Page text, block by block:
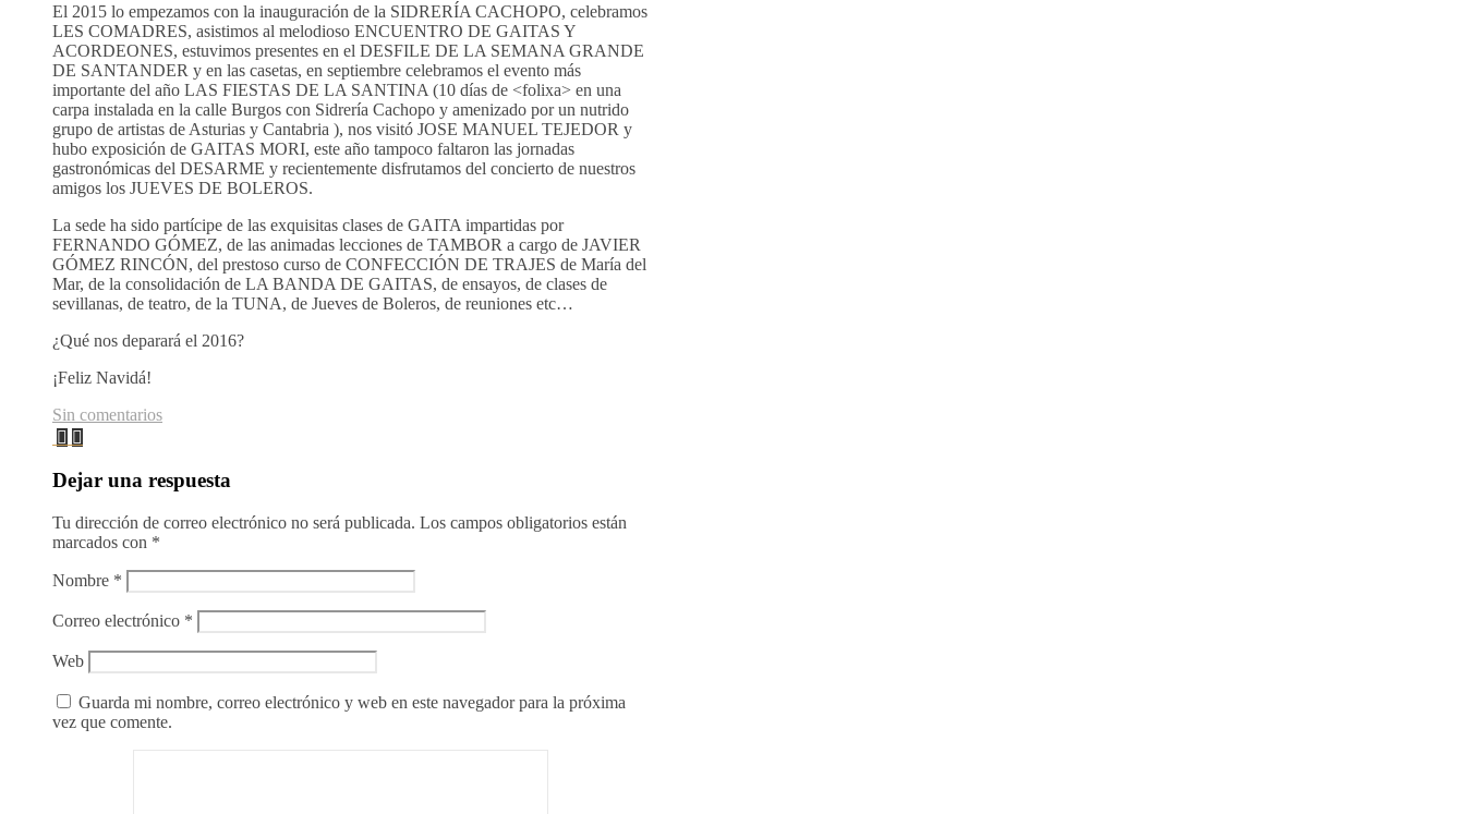
El 2015 lo empezamos con la inauguración de la SIDRERÍA CACHOPO, celebramos
LES COMADRES, asistimos al melodioso ENCUENTRO DE GAITAS Y
ACORDEONES, estuvimos presentes en el DESFILE DE LA SEMANA GRANDE
DE SANTANDER y en las casetas, en septiembre celebramos el evento más
importante del año LAS FIESTAS DE LA SANTINA (10 días de <folixa> en una
carpa instalada en la calle Burgos con Sidrería Cachopo y amenizado por un nutrido
grupo de artistas de Asturias y Cantabria ), nos visitó JOSE MANUEL TEJEDOR y
hubo exposición de GAITAS MORI, este año tampoco faltaron las jornadas
gastronómicas del DESARME y recientemente disfrutamos del concierto de nuestros
amigos los JUEVES DE BOLEROS.
La sede ha sido partícipe de las exquisitas clases de GAITA impartidas por
FERNANDO GÓMEZ, de las animadas lecciones de TAMBOR a cargo de JAVIER
GÓMEZ RINCÓN, del prestoso curso de CONFECCIÓN DE TRAJES de María del
Mar, de la consolidación de LA BANDA DE GAITAS, de ensayos, de clases de
sevillanas, de teatro, de la TUNA, de Jueves de Boleros, de reuniones etc…
¿Qué nos deparará el 2016?
¡Feliz Navidá!
Sin comentarios
Dejar una respuesta
Tu dirección de correo electrónico no será publicada. Los campos obligatorios están
marcados con *
Nombre *
Correo electrónico *
Web
Guarda mi nombre, correo electrónico y web en este navegador para la próxima
vez que comente.